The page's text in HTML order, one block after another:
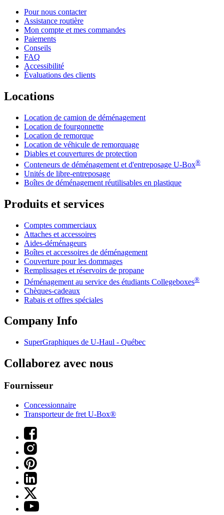
Pour nous contacter
Assistance routière
Mon compte et mes commandes
Paiements
Conseils
FAQ
Accessibilité
Évaluations des clients
Locations
Location de camion de déménagement
Location de fourgonnette
Location de remorque
Location de véhicule de remorquage
Diables et couvertures de protection
Conteneurs de déménagement et d'entreposage U-Box®
Unités de libre-entreposage
Boîtes de déménagement réutilisables en plastique
Produits et services
Comptes commerciaux
Attaches et accessoires
Aides-déménageurs
Boîtes et accessoires de déménagement
Couverture pour les dommages
Remplissages et réservoirs de propane
Déménagement au service des étudiants Collegeboxes®
Chèques-cadeaux
Rabais et offres spéciales
Company Info
SuperGraphiques de U-Haul - Québec
Collaborez avec nous
Fournisseur
Concessionnaire
Transporteur de fret U-Box®